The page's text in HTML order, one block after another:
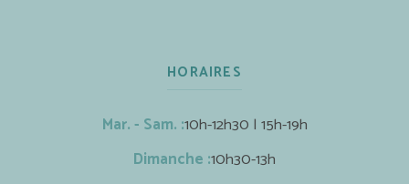
HORAIRES
Mar. - Sam. :10h-12h30 | 15h-19h
Dimanche :10h30-13h